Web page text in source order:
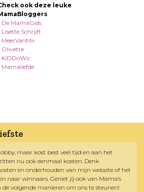
ook deze leuke
De MamaGids
Lisette Schrijft
MeerVanMir
Olivette
KiDDoWz
Mamaliefde
maar kost best veel tijd en aan het
nu ook eenmaal kosten. Denk
en onderhouden van mijn website of het
naar winnaars. Geniet jij ook van Mama’s
de volgende manieren om ons te steunen!